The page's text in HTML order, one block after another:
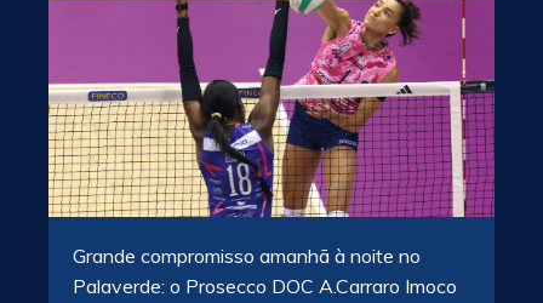
Grande compromisso amanhã à noite no
Palaverde: o Prosecco DOC A.Carraro Imoco